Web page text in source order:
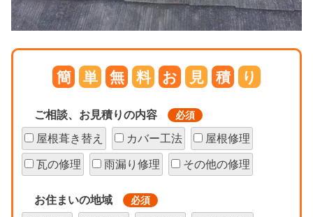
簡 単 無 料 お 見 積 り
ご相談、お見積りの内容 必須
屋根葺き替え カバー工法 屋根修理
瓦の修理 雨漏り修理 その他の修理
お住まいの地域 必須